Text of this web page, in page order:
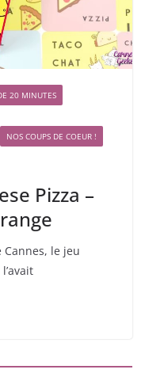
20 MINUTES
NOS COUPS DE COEUR !
Pizza –
Cannes, le jeu